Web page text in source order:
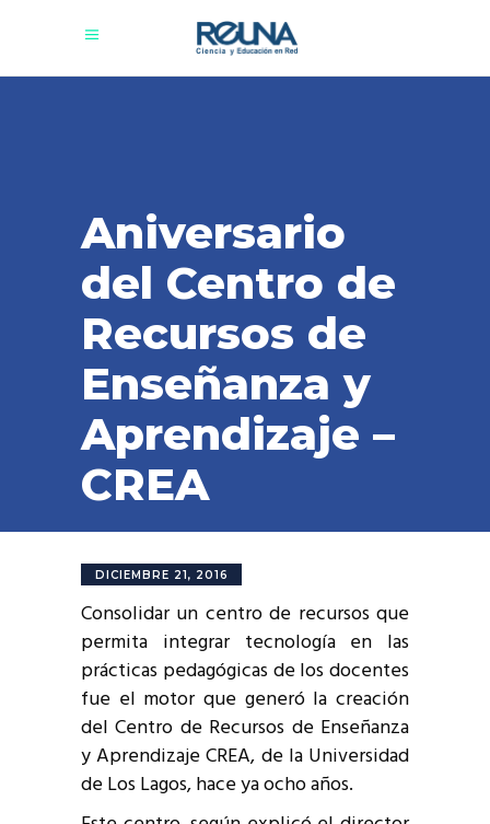
Aniversario
del Centro de
Recursos de
Enseñanza y
Aprendizaje –
CREA
DICIEMBRE 21, 2016
Consolidar un centro de recursos que
permita integrar tecnología en las
prácticas pedagógicas de los docentes
fue el motor que generó la creación
del Centro de Recursos de Enseñanza
y Aprendizaje CREA, de la Universidad
de Los Lagos, hace ya ocho años.